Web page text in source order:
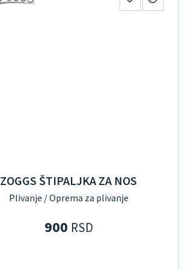
ZOGGS ŠTIPALJKA ZA NOS
Plivanje / Oprema za plivanje
900 RSD